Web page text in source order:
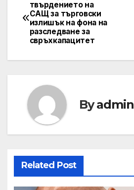
твърдението на
САЩ за търговски
излишък на фона на
разследване за
свръхкапацитет
Byadmin
Related Post